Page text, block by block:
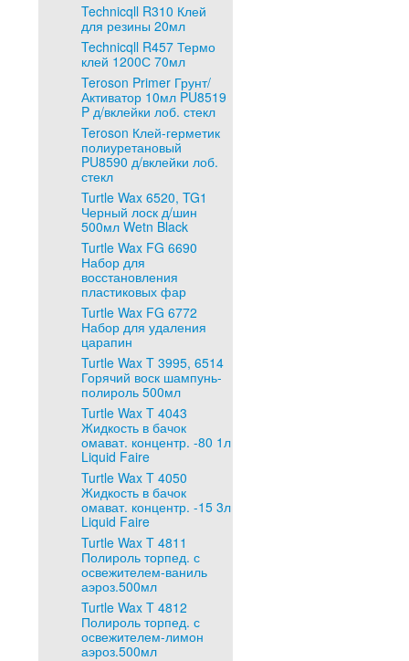
Technicqll R310 Клей
для резины 20мл
Technicqll R457 Термо
клей 1200С 70мл
Teroson Primer Грунт/
Активатор 10мл PU8519
P д/вклейки лоб. стекл
Teroson Клей-герметик
полиуретановый
PU8590 д/вклейки лоб.
стекл
Turtle Wax 6520, TG1
Черный лоск д/шин
500мл Wetn Black
Turtle Wax FG 6690
Набор для
восстановления
пластиковых фар
Turtle Wax FG 6772
Набор для удаления
царапин
Turtle Wax T 3995, 6514
Горячий воск шампунь-
полироль 500мл
Turtle Wax T 4043
Жидкость в бачок
омават. концентр. -80 1л
Liquid Faire
Turtle Wax T 4050
Жидкость в бачок
омават. концентр. -15 3л
Liquid Faire
Turtle Wax T 4811
Полироль торпед. с
освежителем-ваниль
аэроз.500мл
Turtle Wax T 4812
Полироль торпед. с
освежителем-лимон
аэроз.500мл